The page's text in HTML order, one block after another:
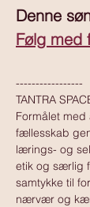
Denne
Følg med
-----------------
TANTRA
Formålet med
fællesskab
lærings- og
etik og særlig
samtykke til
nærvær og